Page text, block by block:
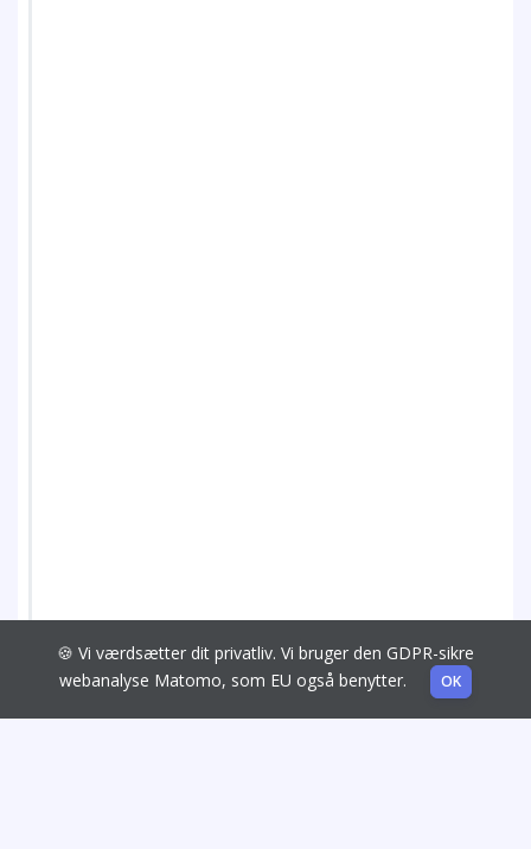
🍪 Vi værdsætter dit privatliv. Vi bruger den GDPR-sikre
webanalyse Matomo, som EU også benytter.
OK